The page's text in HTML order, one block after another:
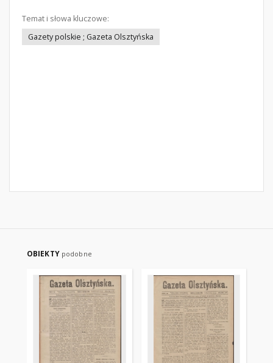
Temat i słowa kluczowe:
Gazety polskie ; Gazeta Olsztyńska
OBIEKTY podobne